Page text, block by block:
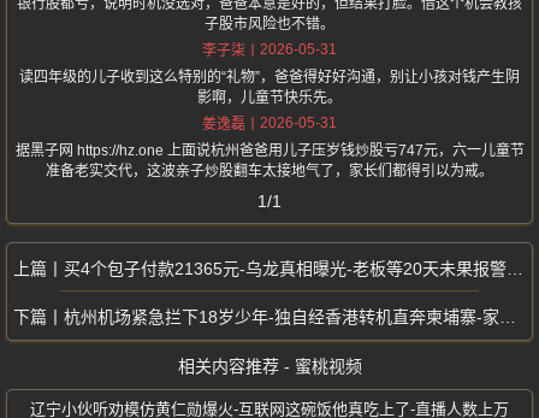
银行股都亏，说明时机没选对，爸爸本意是好的，但结果打脸。借这个机会教孩
子股市风险也不错。
李子柒
2026-05-31
读四年级的儿子收到这么特别的“礼物”，爸爸得好好沟通，别让小孩对钱产生阴
影啊，儿童节快乐先。
姜逸磊
2026-05-31
据黑子网 https://hz.one 上面说杭州爸爸用儿子压岁钱炒股亏747元，六一儿童节
准备老实交代，这波亲子炒股翻车太接地气了，家长们都得引以为戒。
1/1
买4个包子付款21365元-乌龙真相曝光-老板等20天未果报警寻人
杭州机场紧急拦下18岁少年-独自经香港转机直奔柬埔寨-家人竟毫不知情
相关内容推荐 - 蜜桃视频
辽宁小伙听劝模仿黄仁勋爆火-互联网这碗饭他真吃上了-直播人数上万